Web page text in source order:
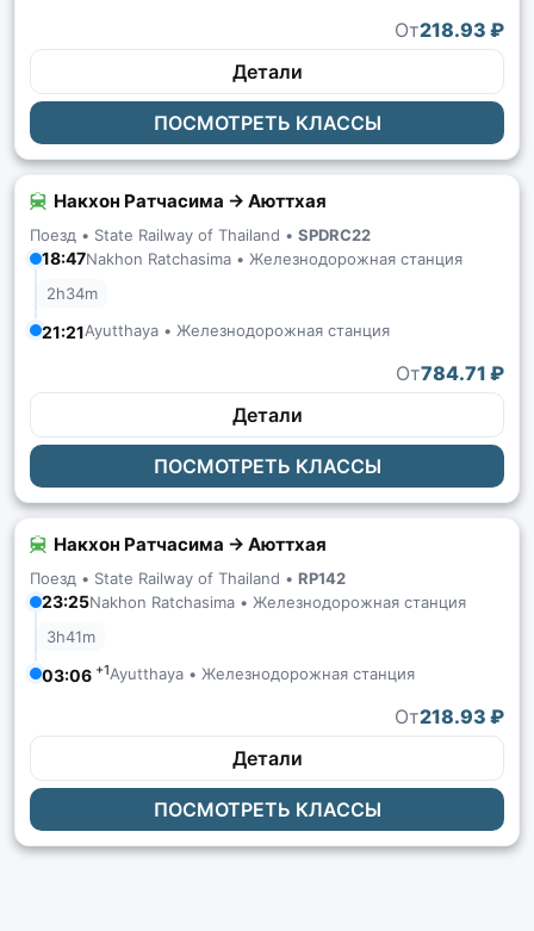
От218.93 ₽
Детали
ПОСМОТРЕТЬ КЛАССЫ
Накхон Ратчасима → Аюттхая
Поезд • State Railway of Thailand • SPDRC22
18:47Nakhon Ratchasima • Железнодорожная станция
2h34m
21:21Ayutthaya • Железнодорожная станция
От784.71 ₽
Детали
ПОСМОТРЕТЬ КЛАССЫ
Накхон Ратчасима → Аюттхая
Поезд • State Railway of Thailand • RP142
23:25Nakhon Ratchasima • Железнодорожная станция
3h41m
03:06 +1Ayutthaya • Железнодорожная станция
От218.93 ₽
Детали
ПОСМОТРЕТЬ КЛАССЫ